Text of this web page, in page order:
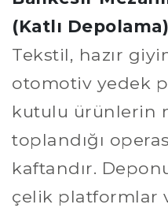
(Katlı Depolama)
Tekstil, hazır
otomotiv yedek
kutulu ürünlerin
toplandığı
kaftandır.
çelik platformlar